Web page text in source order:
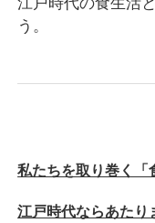
江戸時代の食生活
う。
私たちを取り巻く「
江戸時代ならあたり